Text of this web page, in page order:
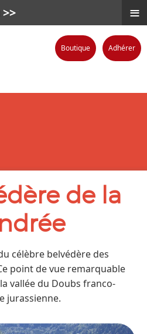
Boutique Adhérer
de la
célèbre belvédère des
point de vue remarquable
vallée du Doubs franco-
jurassienne.
≡